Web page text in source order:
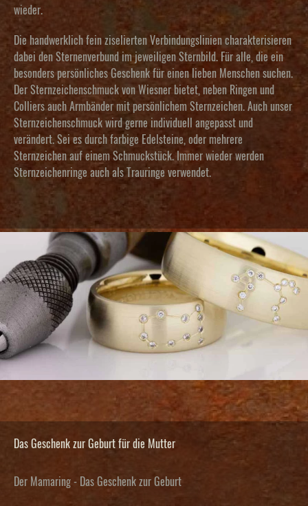
wieder.
Die handwerklich fein ziselierten Verbindungslinien charakterisieren
dabei den Sternenverbund im jeweiligen Sternbild. Für alle, die ein
besonders persönliches Geschenk für einen lieben Menschen suchen.
Der Sternzeichenschmuck von Wiesner bietet, neben Ringen und
Colliers auch Armbänder mit persönlichem Sternzeichen. Auch unser
Sternzeichenschmuck wird gerne individuell angepasst und
verändert. Sei es durch farbige Edelsteine, oder mehrere
Sternzeichen auf einem Schmuckstück. Immer wieder werden
Sternzeichenringe auch als Trauringe verwendet.
Das Geschenk zur Geburt für die Mutter
Der Mamaring - Das Geschenk zur Geburt